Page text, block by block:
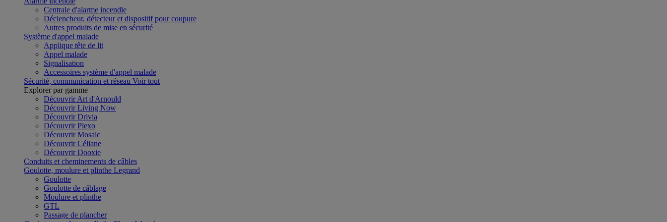
Centrale d'alarme incendie
Déclencheur, détecteur et dispositif pour coupure
Autres produits de mise en sécurité
Système d'appel malade
Applique tête de lit
Appel malade
Signalisation
Accessoires système d'appel malade
Sécurité, communication et réseau Voir tout
Explorer par gamme
Découvrir Art d'Arnould
Découvrir Living Now
Découvrir Drivia
Découvrir Plexo
Découvrir Mosaic
Découvrir Céliane
Découvrir Dooxie
Conduits et cheminements de câbles
Goulotte, moulure et plinthe Legrand
Goulotte
Goulotte de câblage
Moulure et plinthe
GTL
Passage de plancher